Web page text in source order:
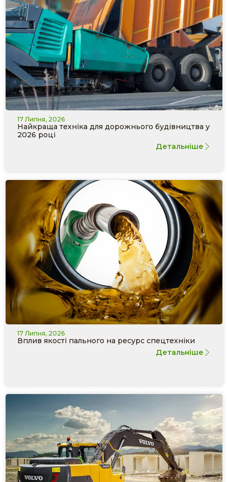
17 Липня, 2026
Найкраща техніка для дорожнього будівництва у
2026 році
Детальніше
17 Липня, 2026
Вплив якості пального на ресурс спецтехніки
Детальніше